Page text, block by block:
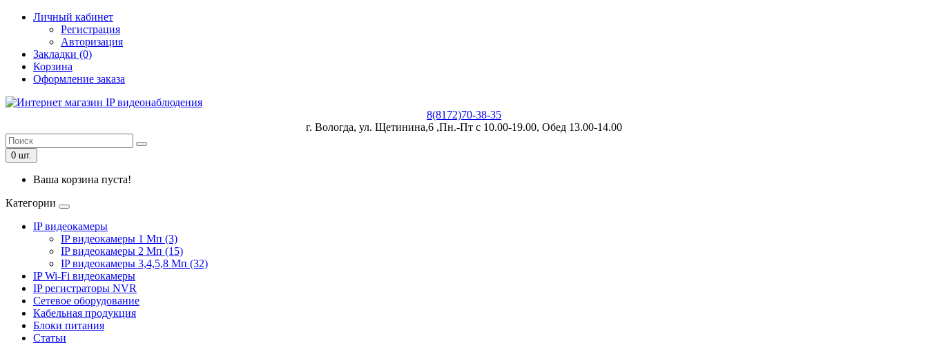
Личный кабинет
Регистрация
Авторизация
Закладки (0)
Корзина
Оформление заказа
8(8172)70-38-35
г. Вологда, ул. Щетинина,6 ,Пн.-Пт с 10.00-19.00, Обед 13.00-14.00
0 шт.
Ваша корзина пуста!
Категории
IP видеокамеры
IP видеокамеры 1 Мп (3)
IP видеокамеры 2 Мп (15)
IP видеокамеры 3,4,5,8 Мп (32)
IP Wi-Fi видеокамеры
IP регистраторы NVR
Сетевое оборудование
Кабельная продукция
Блоки питания
Статьи